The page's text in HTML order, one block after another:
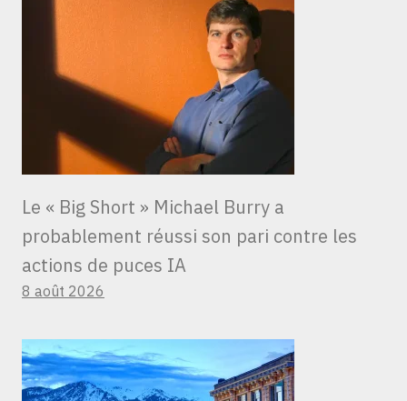
Le « Big Short » Michael Burry a
probablement réussi son pari contre les
actions de puces IA
8 août 2026